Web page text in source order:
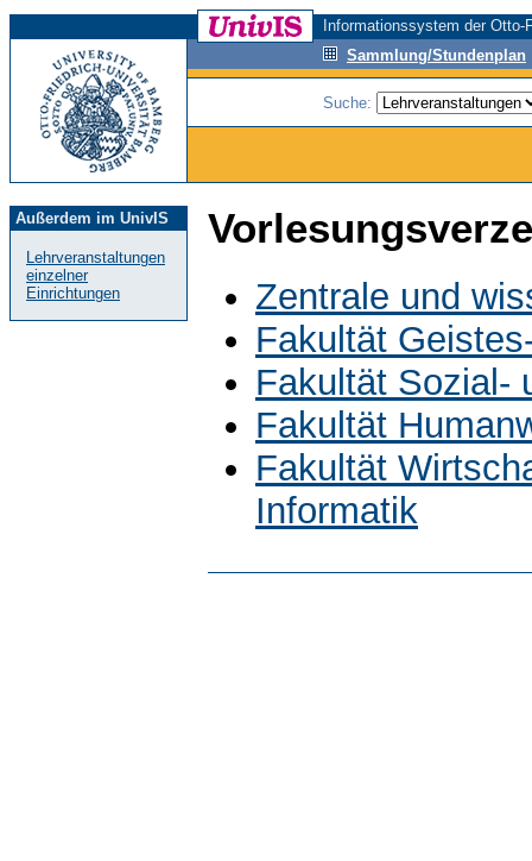
Informationssystem der
Sammlung/Stundenplan
Suche:
Außerdem im UnivIS
Lehrveranstaltungen
einzelner
Einrichtungen
Zentrale und
Fakultät
Fakultät Sozial-
Fakultät
Fakultät
Informatik